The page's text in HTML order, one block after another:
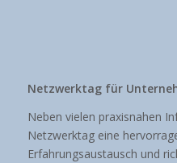
Netzwerktag für
Neben vielen praxisnahen
Netzwerktag eine
Erfahrungsaustausch und